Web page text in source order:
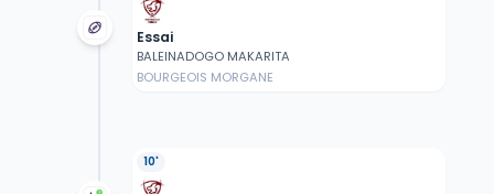
Essai
BALEINADOGO MAKARITA
BOURGEOIS MORGANE
10'